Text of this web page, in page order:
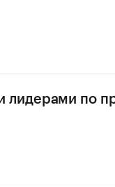
лидерами по